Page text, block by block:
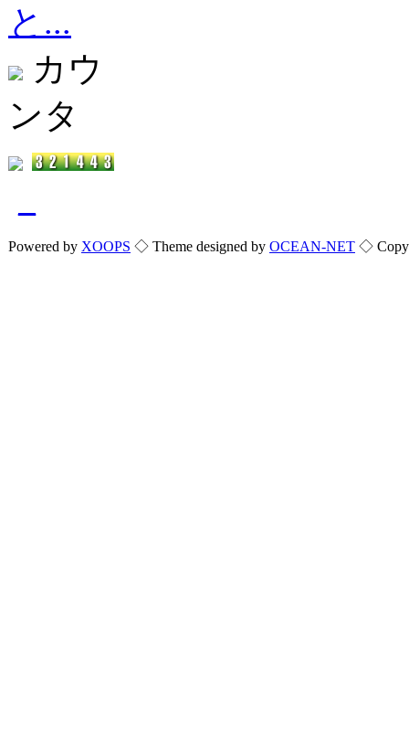
と...
カウ
ンタ
Powered by XOOPS ◇ Theme designed by OCEAN-NET ◇